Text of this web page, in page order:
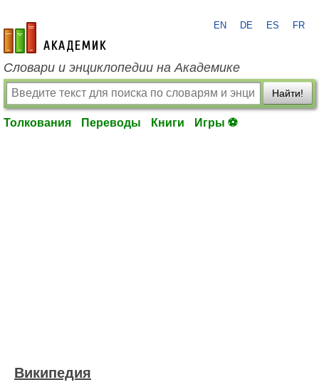
academic.ru
EN DE ES FR
Словари и энциклопедии на Академике
Найти!
Толкования Переводы Книги Игры ⚽
Википедия